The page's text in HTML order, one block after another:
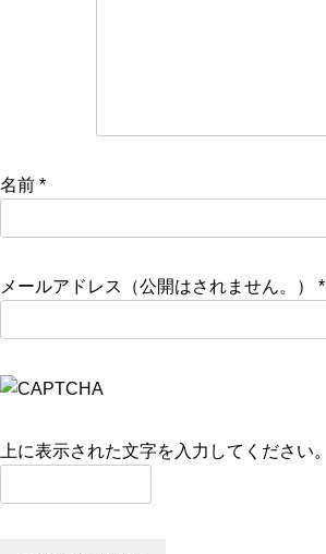
名前 *
メールアドレス（公開はされません。） *
上に表示された文字を入力してください。